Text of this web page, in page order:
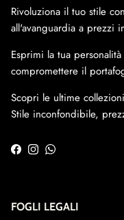
Rivoluziona il tuo stile
all'avanguardia a prezzi
Esprimi la tua
compromettere il
Scopri le ultime
Stile inconfondibile,
Facebook
InstagramWhatsApp
FOGLI LEGALI